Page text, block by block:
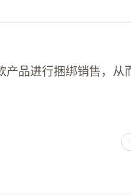
品进行捆绑销售，从